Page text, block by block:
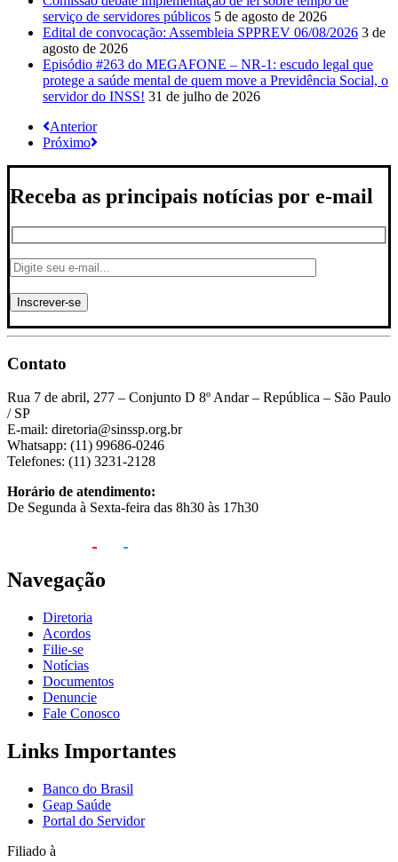
serviço de servidores públicos 5 de agosto de 2026
Edital de convocação: Assembleia SPPREV 06/08/2026 3 de
agosto de 2026
Episódio #263 do MEGAFONE – NR-1: escudo legal que
protege a saúde mental de quem move a Previdência Social, o
servidor do INSS! 31 de julho de 2026
Anterior
Próximo
Receba as principais notícias por e-mail
Contato
Rua 7 de abril, 277 – Conjunto D 8º Andar – República – São Paulo
/ SP
E-mail: diretoria@sinssp.org.br
Whatsapp: (11) 99686-0246
Telefones: (11) 3231-2128
Horário de atendimento:
De Segunda à Sexta-feira das 8h30 às 17h30
Navegação
Diretoria
Acordos
Filie-se
Notícias
Documentos
Denuncie
Fale Conosco
Links Importantes
Banco do Brasil
Geap Saúde
Portal do Servidor
Filiado à